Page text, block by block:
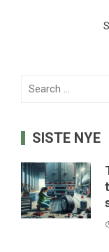
Search
SISTE NYE